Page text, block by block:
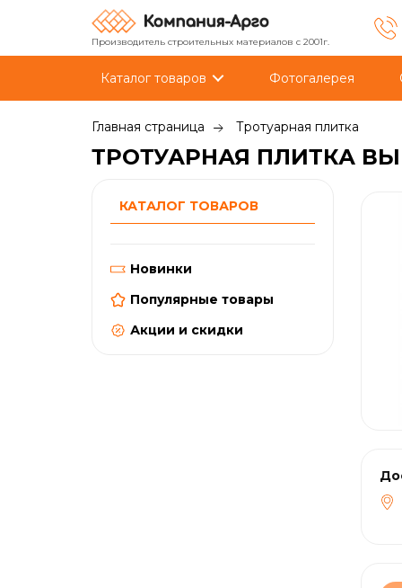
Производитель строительных материалов с 2001г.
Каталог товаров Фотогалерея
Главная страница Тротуарная плитка
ТРОТУАРНАЯ ПЛИТКА
КАТАЛОГ ТОВАРОВ
Новинки
Популярные товары
Акции и скидки